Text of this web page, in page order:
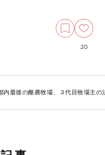
20
内最後の酪農牧場、３代目牧場主の